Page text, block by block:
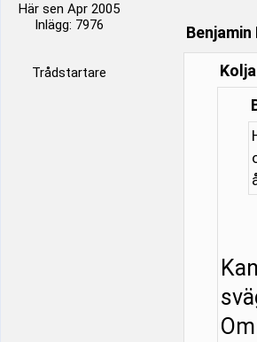
Här sen Apr 2005
Inlägg: 7976
Trådstartare
Benjamin